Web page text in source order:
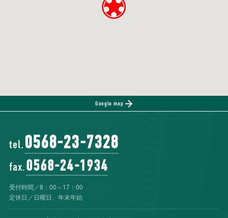
Google map
tel.0568-23-7328
fax.0568-24-1934
受付時間／8：00～17：00
定休日／日曜日、年末年始